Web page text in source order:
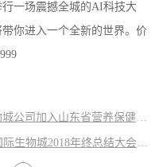
一场震撼全城的AI科技大
你进入一个全新的世界。价
上一篇：2019年9月25日银丰国际生物城公司加入山东省营养保健食品行业协会会员单位
下一篇：砥砺前行 锐意进取 ！银丰国际生物城2018年终总结大会圆满举行